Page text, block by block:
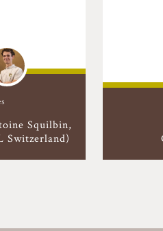
Squilbin
Switzerland)